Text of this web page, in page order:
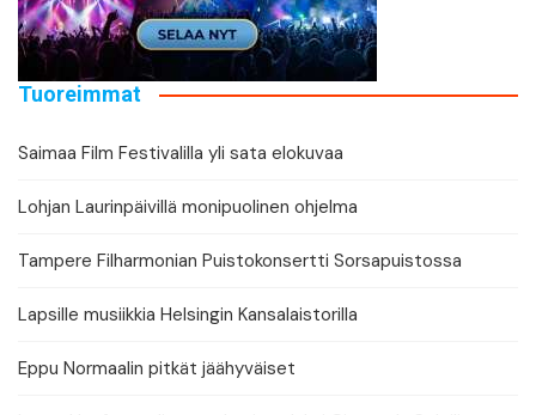
Tuoreimmat
Saimaa Film Festivalilla yli sata elokuvaa
Lohjan Laurinpäivillä monipuolinen ohjelma
Tampere Filharmonian Puistokonsertti Sorsapuistossa
Lapsille musiikkia Helsingin Kansalaistorilla
Eppu Normaalin pitkät jäähyväiset